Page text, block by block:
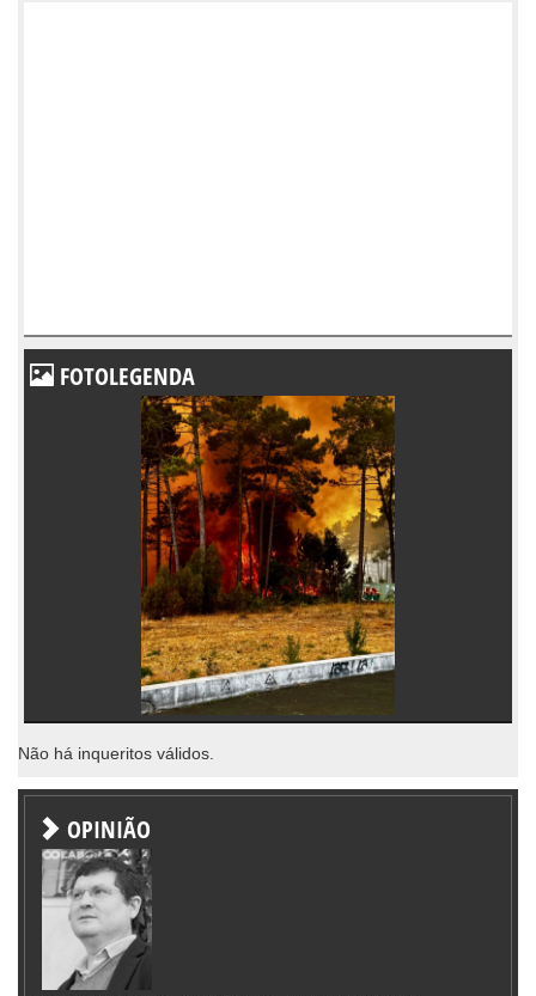
FOTOLEGENDA
Não há inqueritos válidos.
OPINIÃO